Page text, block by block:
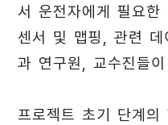
서 운전자에게 필요
센서 및 맵핑, 관련
과 연구원, 교수진들
프로젝트 초기 단계